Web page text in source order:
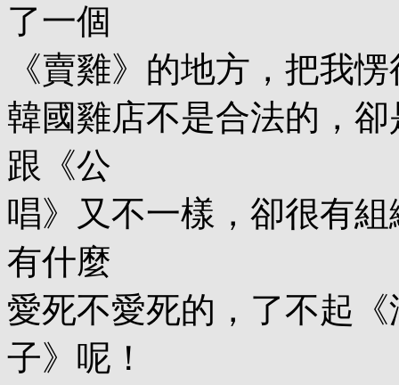
了一個
《賣雞》的地方，把我
韓國雞店不是合法的，
跟《公
唱》又不一樣，卻很有
有什麼
愛死不愛死的，了不起
子》呢！